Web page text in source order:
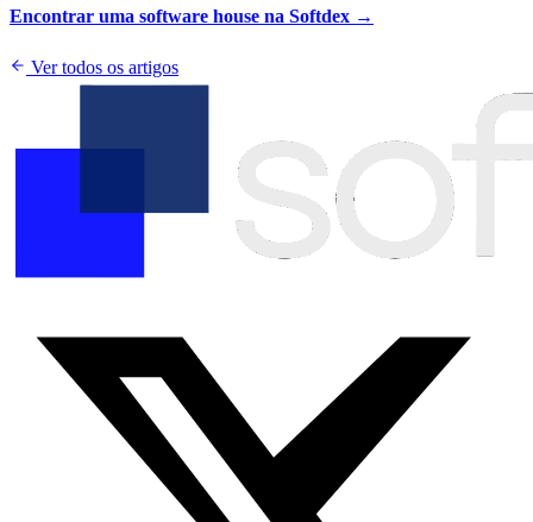
Encontrar uma software house na Softdex →
Ver todos os artigos